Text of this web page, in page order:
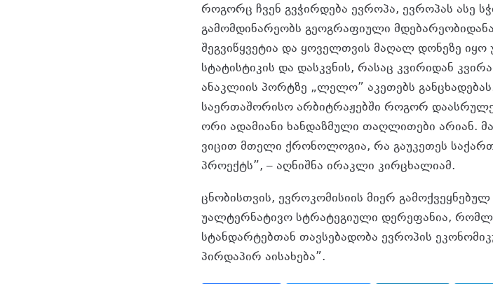
როგორც ჩვენ გვჭირდება ევროპა, ევროპას ასე
გამომდინარეობს გეოგრაფიული
შეგვიწყვეტია და ყოველთვის მაღალ დონეზე
სტატისტიკის და დასკვნის, რასაც კვირიდან
ანაკლიის პორტზე „ლელო” აკეთებს
საერთაშორისო არბიტრაჟებში როგორ
ორი ადამიანი ხანდაზმული თაღლითები არიან.
ვიცით მთელი ქრონოლოგია, რა გაუკეთეს
პროექტს”, – აღნიშნა ირაკლი კირცხალიამ.
ცნობისთვის, ევროკომისიის მიერ
უალტერნატივო სტრატეგიული დერეფანია,
სტანდარტებთან თავსებადობა ევროპის
პირდაპირ აისახება”.